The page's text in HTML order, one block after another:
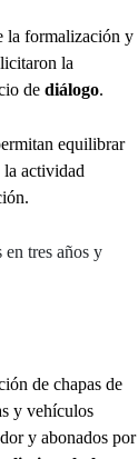
la formalización y
la
de diálogo.
equilibrar
actividad
en tres años y
de chapas de
y vehículos
y abonados por